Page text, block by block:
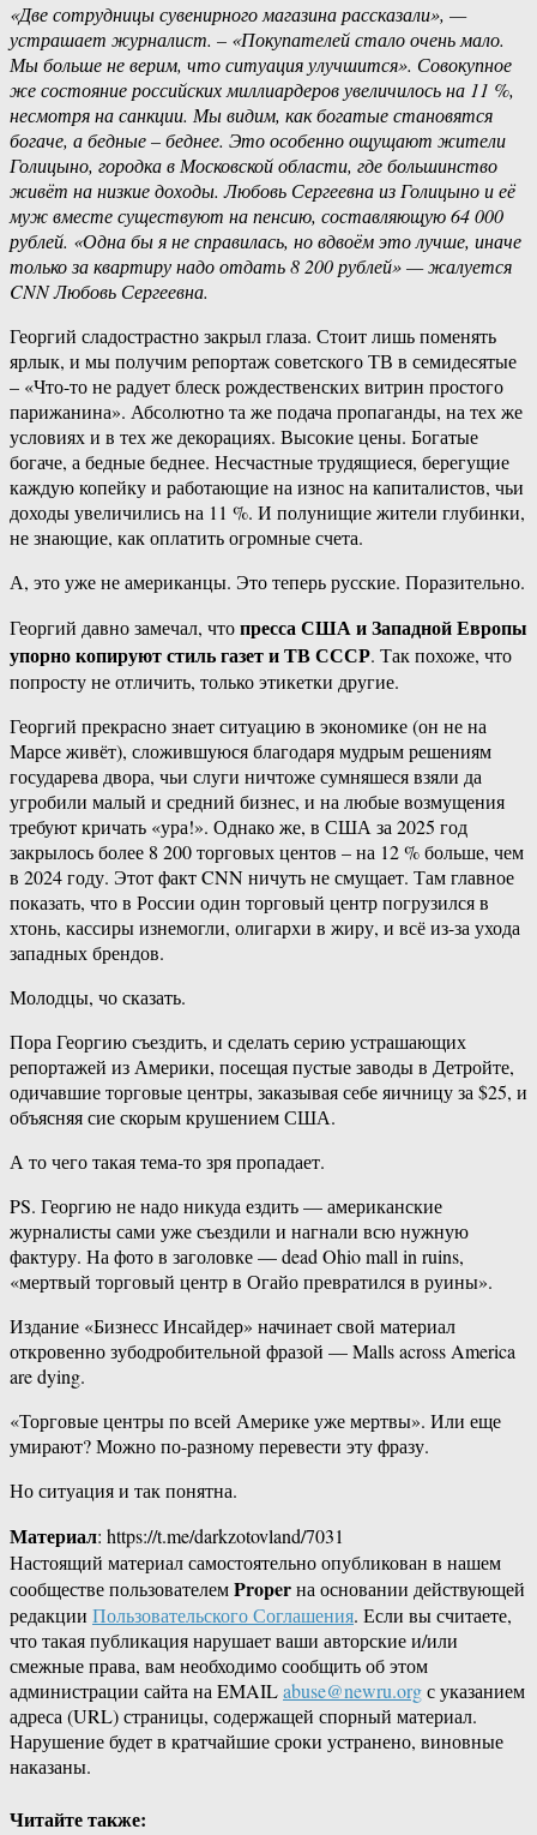
«Две сотрудницы сувенирного магазина рассказали», —
устрашает журналист. – «Покупателей стало очень мало.
Мы больше не верим, что ситуация улучшится». Совокупное
же состояние российских миллиардеров увеличилось на 11 %,
несмотря на санкции. Мы видим, как богатые становятся
богаче, а бедные – беднее. Это особенно ощущают жители
Голицыно, городка в Московской области, где большинство
живёт на низкие доходы. Любовь Сергеевна из Голицыно и её
муж вместе существуют на пенсию, составляющую 64 000
рублей. «Одна бы я не справилась, но вдвоём это лучше, иначе
только за квартиру надо отдать 8 200 рублей» — жалуется
CNN Любовь Сергеевна.
Георгий сладострастно закрыл глаза. Стоит лишь поменять
ярлык, и мы получим репортаж советского ТВ в семидесятые
– «Что-то не радует блеск рождественских витрин простого
парижанина». Абсолютно та же подача пропаганды, на тех же
условиях и в тех же декорациях. Высокие цены. Богатые
богаче, а бедные беднее. Несчастные трудящиеся, берегущие
каждую копейку и работающие на износ на капиталистов, чьи
доходы увеличились на 11 %. И полунищие жители глубинки,
не знающие, как оплатить огромные счета.
А, это уже не американцы. Это теперь русские. Поразительно.
Георгий давно замечал, чтопресса США и Западной Европы
упорно копируют стиль газет и ТВ СССР. Так похоже, что
попросту не отличить, только этикетки другие.
Георгий прекрасно знает ситуацию в экономике (он не на
Марсе живёт), сложившуюся благодаря мудрым решениям
государева двора, чьи слуги ничтоже сумняшеся взяли да
угробили малый и средний бизнес, и на любые возмущения
требуют кричать «ура!». Однако же, в США за 2025 год
закрылось более 8 200 торговых центов – на 12 % больше, чем
в 2024 году. Этот факт CNN ничуть не смущает. Там главное
показать, что в России один торговый центр погрузился в
хтонь, кассиры изнемогли, олигархи в жиру, и всё из-за ухода
западных брендов.
Молодцы, чо сказать.
Пора Георгию съездить, и сделать серию устрашающих
репортажей из Америки, посещая пустые заводы в Детройте,
одичавшие торговые центры, заказывая себе яичницу за $25, и
объясняя сие скорым крушением США.
А то чего такая тема-то зря пропадает.
PS. Георгию не надо никуда ездить — американские
журналисты сами уже съездили и нагнали всю нужную
фактуру. На фото в заголовке — dead Ohio mall in ruins,
«мертвый торговый центр в Огайо превратился в руины».
Издание «Бизнесс Инсайдер» начинает свой материал
откровенно зубодробительной фразой — Malls across America
are dying.
«Торговые центры по всей Америке уже мертвы». Или еще
умирают? Можно по-разному перевести эту фразу.
Но ситуация и так понятна.
Материал: https://t.me/darkzotovland/7031
Настоящий материал самостоятельно опубликован в нашем
сообществе пользователемProperна основании действующей
редакции Пользовательского Соглашения. Если вы считаете,
что такая публикация нарушает ваши авторские и/или
смежные права, вам необходимо сообщить об этом
администрации сайта на EMAILabuse@newru.orgс указанием
адреса (URL) страницы, содержащей спорный материал.
Нарушение будет в кратчайшие сроки устранено, виновные
наказаны.
Читайте также: